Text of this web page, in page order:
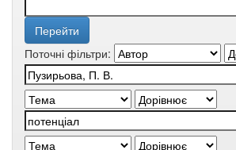
Поточні фільтри: